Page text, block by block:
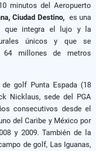
minutos del Aeropuerto
Ciudad Destino, es una
que integra el lujo y la
únicos y que se
64 millones de metros
golf Punta Espada (18
Nicklaus, sede del PGA
consecutivos desde el
del Caribe y México por
y 2009. También de la
de golf, Las Iguanas,